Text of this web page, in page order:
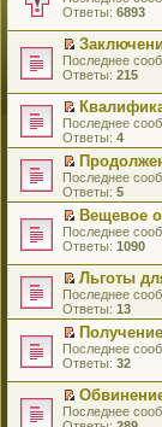
н
е
п
р
о
и
т
а
н
н
о
м
у
с
о
о
б
щ
е
н
и
ю
р
в
о
м
у
е
п
р
о
ч
и
т
а
н
н
о
у
с
о
о
б
щ
е
и
ю
е
е
й
т
и
к
п
е
р
в
о
м
у
н
е
п
р
о
ч
и
т
а
н
н
о
м
у
с
Ответы: 6893
П
е
е
й
т
и
к
п
е
р
в
о
м
н
е
п
р
о
ч
и
а
н
н
Последнее
Ответы: 215
П
е
р
й
т
и
к
п
е
р
в
о
м
у
н
е
п
р
о
ч
и
Последнее
Ответы: 4
П
е
р
е
й
т
к
п
е
р
в
о
м
н
е
п
Последнее
Ответы: 5
П
е
е
й
т
и
к
п
е
р
в
о
м
Вещевое
Последнее
Ответы: 1090
П
е
р
й
т
к
п
е
Льготы
Последнее
Ответы: 13
П
е
е
й
т
Последнее
Ответы: 32
П
е
Последнее